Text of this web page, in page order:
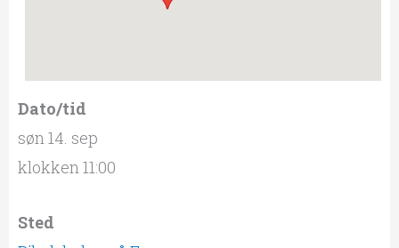
Dato/tid
søn 14. sep
klokken 11:00
Sted